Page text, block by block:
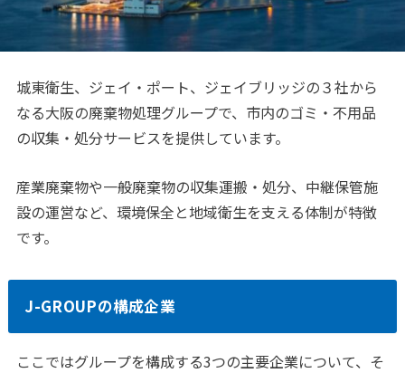
城東衛生、ジェイ・ポート、ジェイブリッジの３社から
なる大阪の廃棄物処理グループで、市内のゴミ・不用品
の収集・処分サービスを提供しています。
産業廃棄物や一般廃棄物の収集運搬・処分、中継保管施
設の運営など、環境保全と地域衛生を支える体制が特徴
です。
J-GROUPの構成企業
ここではグループを構成する3つの主要企業について、そ